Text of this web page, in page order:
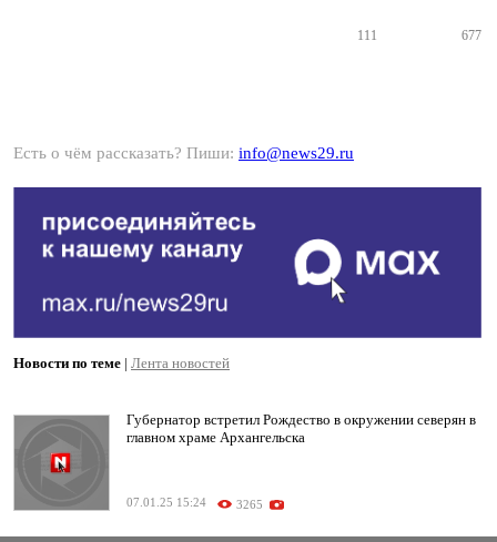
111 677
Есть о чём рассказать? Пиши: info@news29.ru
Новости по теме | Лента новостей
Губернатор встретил Рождество в окружении северян в
главном храме Архангельска
07.01.25 15:24 3265